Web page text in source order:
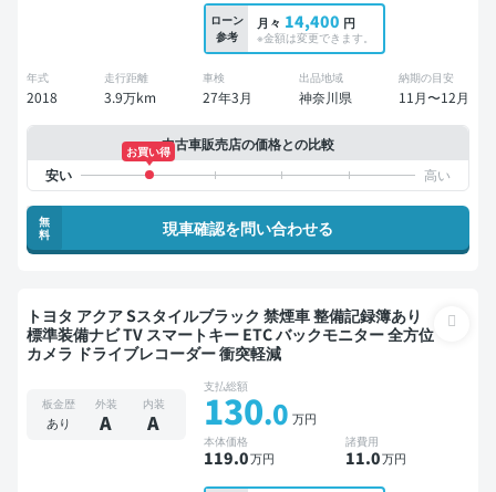
ローン
参考
月々 14,400 円
※金額は変更できます。
年式
2018
走行距離
3.9万km
車検
27年3月
出品地域
神奈川県
納期の目安
11月〜12月
中古車販売店の価格との比較
お買い得
無
料
現車確認を問い合わせる
トヨタ アクア Sスタイルブラック 禁煙車 整備記録簿あり
標準装備ナビ TV スマートキー ETC バックモニター 全方位
カメラ ドライブレコーダー 衝突軽減
板金歴
あり
外装
A
内装
A
支払総額
130.0 万円
本体価格
119.0万円
諸費用
11.0万円